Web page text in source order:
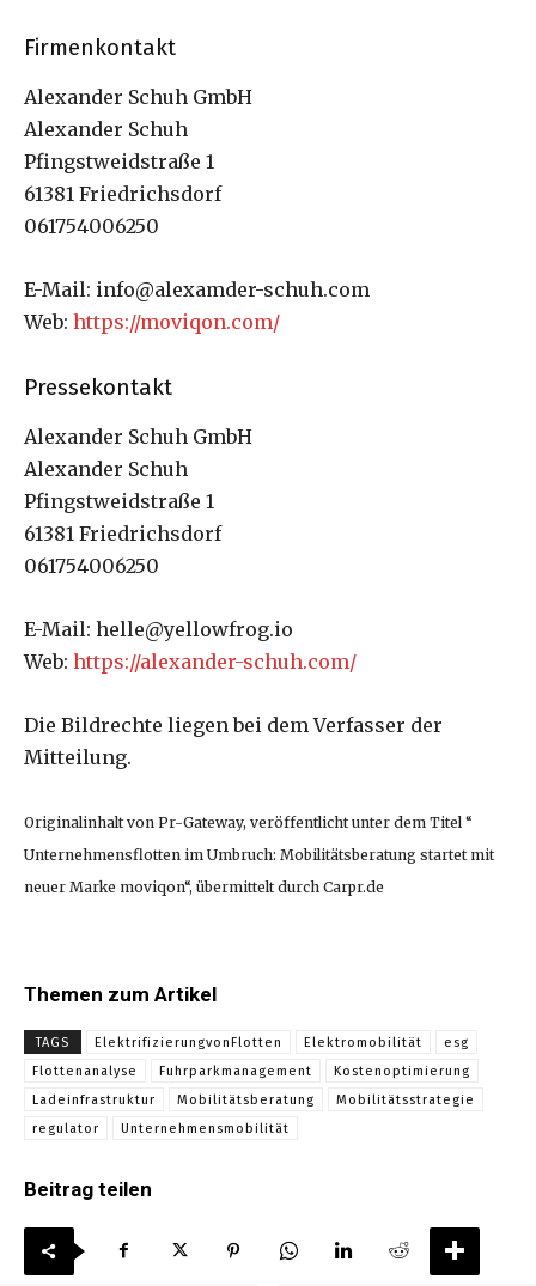
Firmenkontakt
Alexander Schuh GmbH
Alexander Schuh
Pfingstweidstraße 1
61381 Friedrichsdorf
061754006250
E-Mail: info@alexamder-schuh.com
Web: https://moviqon.com/
Pressekontakt
Alexander Schuh GmbH
Alexander Schuh
Pfingstweidstraße 1
61381 Friedrichsdorf
061754006250
E-Mail: helle@yellowfrog.io
Web: https://alexander-schuh.com/
Die Bildrechte liegen bei dem Verfasser der
Mitteilung.
Originalinhalt von Pr-Gateway, veröffentlicht unter dem Titel “
Unternehmensflotten im Umbruch: Mobilitätsberatung startet mit
neuer Marke moviqon“, übermittelt durch Carpr.de
Themen zum Artikel
TAGS ElektrifizierungvonFlotten Elektromobilität
esg
Flottenanalyse
Fuhrparkmanagement
Kostenoptimierung
Ladeinfrastruktur
Mobilitätsberatung
Mobilitätsstrategie
regulator
Unternehmensmobilität
Beitrag teilen